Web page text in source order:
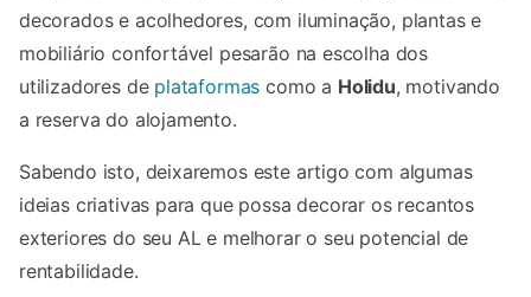
decorados e acolhedores, com iluminação, plantas e
mobiliário confortável pesarão na escolha dos
utilizadores de plataformascomo a Holidu, motivando
a reserva do alojamento.
Sabendo isto, deixaremos este artigo com algumas
ideias criativas para que possa decorar os recantos
exteriores do seu AL e melhorar o seu potencial de
rentabilidade.